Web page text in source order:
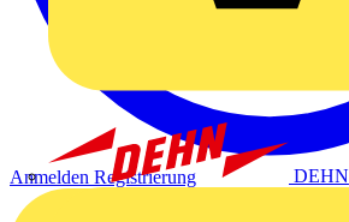
DEHN
Anmelden Registrierung